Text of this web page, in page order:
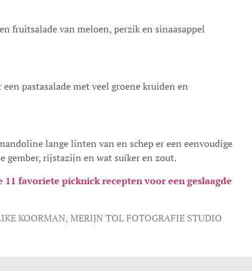
fruitsalade van meloen, perzik en sinaasappel
pastasalade met veel groene kruiden en
lange linten van en schep er een eenvoudige
gember, rijstazijn en wat suiker en zout.
11 favoriete picknick recepten voor een geslaagde
KOORMAN, MERIJN TOL FOTOGRAFIE STUDIO